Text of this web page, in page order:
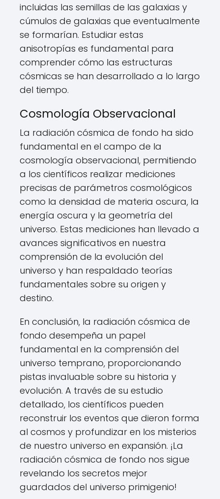
incluidas las semillas de las galaxias y
cúmulos de galaxias que eventualmente
se formarían. Estudiar estas
anisotropías es fundamental para
comprender cómo las estructuras
cósmicas se han desarrollado a lo largo
del tiempo.
Cosmología Observacional
La radiación cósmica de fondo ha sido
fundamental en el campo de la
cosmología observacional, permitiendo
a los científicos realizar mediciones
precisas de parámetros cosmológicos
como la densidad de materia oscura, la
energía oscura y la geometría del
universo. Estas mediciones han llevado a
avances significativos en nuestra
comprensión de la evolución del
universo y han respaldado teorías
fundamentales sobre su origen y
destino.
En conclusión, la radiación cósmica de
fondo desempeña un papel
fundamental en la comprensión del
universo temprano, proporcionando
pistas invaluable sobre su historia y
evolución. A través de su estudio
detallado, los científicos pueden
reconstruir los eventos que dieron forma
al cosmos y profundizar en los misterios
de nuestro universo en expansión. ¡La
radiación cósmica de fondo nos sigue
revelando los secretos mejor
guardados del universo primigenio!